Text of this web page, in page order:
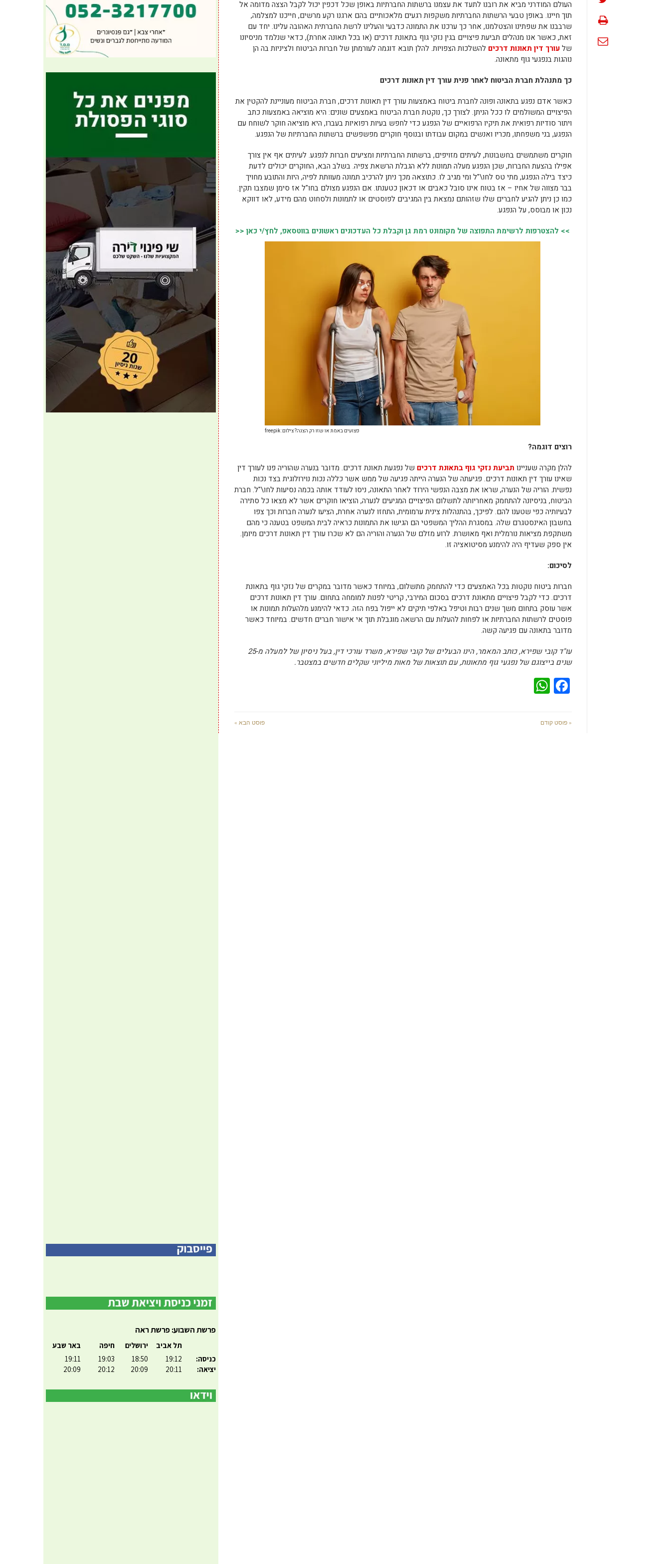
העולם המודרני מביא את רובנו לתעד את עצמנו ברשתות החברתיות באופן שכל דכפין יכול לקבל הצצה מדומה אל
תוך חיינו. באופן טבעי הרשתות החברתיות משקפות רגעים מלאכותיים בהם ארגנו רקע מרשים, חייכנו למצלמה,
שרבבנו את שפתינו והצטלמנו, אחר כך ערכנו את התמונה כדבעי והעלינו לרשת החברתית האהובה עלינו. יחד עם
זאת, כאשר אנו מנהלים תביעת פיצויים בגין נזקי גוף בתאונת דרכים (או בכל תאונה אחרת), כדאי שנלמד מניסיונו
שלעורך דין תאונות דרכים להשלכות הצפויות. להלן תובא דוגמה לעורמתן של חברות הביטוח ולציניות בה הן
נוהגות בנפגעי גוף מתאונה.
כך מתנהלת חברת הביטוח לאחר פנית עורך דין תאונות דרכים
כאשר אדם נפגע בתאונה ופונה לחברת ביטוח באמצעות עורך דין תאונות דרכים, חברת הביטוח מעוניינת להקטין את
הפיצויים המשולמים לו ככל הניתן. לצורך כך, נוקטת חברת הביטוח באמצעים שונים: היא מוציאה באמצעות כתב
ויתור סודיות רפואית את תיקיו הרפואיים של הנפגע כדי לחפש בעיות רפואיות בעברו, היא מוציאה חוקר לשוחח עם
הנפגע, בני משפחתו, מכריו ואנשים במקום עבודתו ובנוסף חוקרים מפשפשים ברשתות החברתיות של הנפגע.
חוקרים משתמשים בחשבונות, לעיתים מזויפים, ברשתות החברתיות ומציעים חברות לנפגע. לעיתים אף אין צורך
אפילו בהצעת החברות, שכן הנפגע מעלה תמונות ללא הגבלת הרשאת צפיה. בשלב הבא, החוקרים יכולים לדעת
כיצד בילה הנפגע, מתי טס לחו\"ל ומי מגיב לו. כתוצאה מכך ניתן להרכיב תמונה מעוותת לפיה, היות והתובע מחויך
בבר מצווה של אחיו – אז בטוח אינו סובל כאבים או דכאון כטענתו. אם הנפגע מצולם בחו"ל אז סימן שמצבו תקין.
כמו כן ניתן להגיע לחברים שלו שזהותם נמצאת בין המגיבים לפוסטים או לתמונות ולסחוט מהם מידע, לאו דווקא
נכון או מבוסס, על הנפגע.
>> להצטרפות לרשימת התפוצה של מקומונט רמת גן וקבלת כל העדכונים ראשונים בווטסאפ, לחץ/י כאן <<
פצועים באמת או שזו רק הצגה? צילום: freepik
רוצים דוגמה?
להלן מקרה שעניינו תביעת נזקי גוף בתאונת דרכים של נפגעת תאונת דרכים. מדובר בנערה שהוריה פנו לעורך דין
שאינו עורך דין תאונות דרכים. פגיעתה של הנערה הייתה פגיעה של ממש אשר כללה נכות נוירולוגית בצד נכות
נפשית. הוריה של הנערה, שראו את מצבה הנפשי הירוד לאחר התאונה, ניסו לעודד אותה בכמה נסיעות לחו\"ל. חברת
הביטוח, בניסיונה להתחמק מאחריותה לתשלום הפיצויים המגיעים לנערה, הוציאו חוקרים אשר לא מצאו כל סתירה
לבעיותיה כפי שטענו להם. לפיכך, בהתנהלות צינית ערמומית, התחזו לנערה אחרת, הציעו לנערה חברות וכך צפו
בחשבון האינסטגרם שלה. במסגרת ההליך המשפטי הם הגישו את התמונות כראיה לבית המשפט בטענה כי מהם
משתקפת מציאות נורמלית ואף מאושרת. לרוע מזלם של הנערה והוריה הם לא שכרו עורך דין תאונות דרכים מיומן.
אין ספק שעדיף היה להימנע מסיטואציה זו.
לסיכום:
חברות ביטוח נוקטות בכל האמצעים כדי להתחמק מתשלום, במיוחד כאשר מדובר במקרים של נזקי גוף בתאונת
דרכים. כדי לקבל פיצויים מתאונת דרכים בסכום המירבי, קריטי לפנות למומחה בתחום. עורך דין תאונות דרכים
אשר עוסק בתחום משך שנים רבות וטיפל באלפי תיקים לא ייפול בפח הזה. כדאי להימנע מלהעלות תמונות או
פוסטים לרשתות החברתיות או לפחות להעלות עם הרשאה מוגבלת תוך אי אישור חברים חדשים. במיוחד כאשר
מדובר בתאונה עם פגיעה קשה.
עו"ד קובי שפירא, כותב המאמר, הינו הבעלים של קובי שפירא, משרד עורכי דין, בעל ניסיון של למעלה מ-25
שנים בייצוגם של נפגעי גוף מתאונות, עם תוצאות של מאות מיליוני שקלים חדשים במצטבר.
Facebook
« פוסט קודם פוסט הבא »
פרשת השבוע: פרשת ראה
כניסה:
יציאה:
תל אביב
19:12
20:11
ירושלים
18:50
20:09
חיפה
19:03
20:12
באר שבע
19:11
20:09